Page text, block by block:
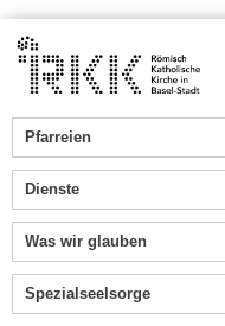
Pfarreien
Dienste
Was wir glauben
Spezialseelsorge